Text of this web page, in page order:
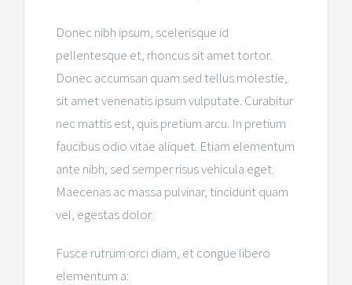
Donec nibh ipsum, scelerisque id
pellentesque et, rhoncus sit amet tortor.
Donec accumsan quam sed tellus molestie,
sit amet venenatis ipsum vulputate. Curabitur
nec mattis est, quis pretium arcu. In pretium
faucibus odio vitae aliquet. Etiam elementum
ante nibh, sed semper risus vehicula eget.
Maecenas ac massa pulvinar, tincidunt quam
vel, egestas dolor.
Fusce rutrum orci diam, et congue libero
elementum a: